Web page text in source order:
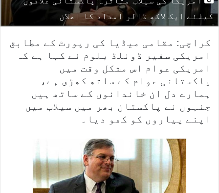
کیلئے ایک لاکھ ڈالر امداد کا اعلان
کراچی: مقامی میڈیا کی رپورٹ کے مطابق
امریکی سفیر ڈونلڈ بلوم نے کہا ہے کہ
امریکی عوام اس مشکل وقت میں
پاکستانی عوام کے ساتھ کھڑی ہے،
ہمارے دل ان خاندانوں کے ساتھ ہیں
جنہوں نے پاکستان بھر میں سیلاب میں
اپنے پیاروں کو کھو دیا۔